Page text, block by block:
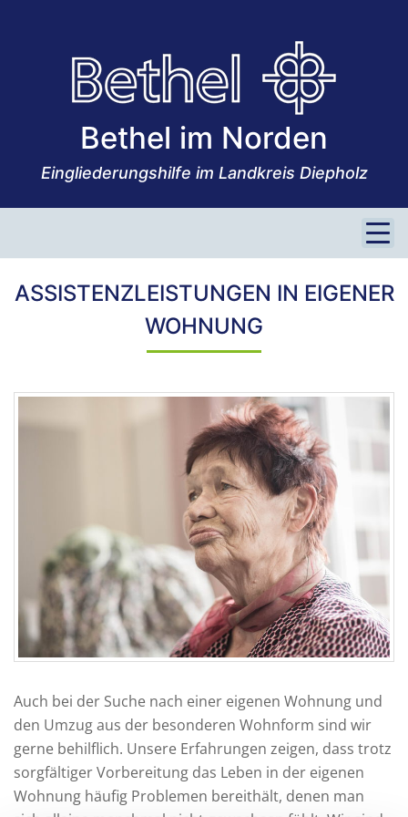
Bethel im Norden
Eingliederungshilfe im Landkreis Diepholz
Tagesstätte
Assistenzleistungen in eigener Wohnung
Möbelkaufhaus Hin & Weg
ASSISTENZLEISTUNGEN IN EIGENER
WOHNUNG
Auch bei der Suche nach einer eigenen Wohnung und
den Umzug aus der besonderen Wohnform sind wir
gerne behilflich. Unsere Erfahrungen zeigen, dass trotz
sorgfältiger Vorbereitung das Leben in der eigenen
Wohnung häufig Problemen bereithält, denen man